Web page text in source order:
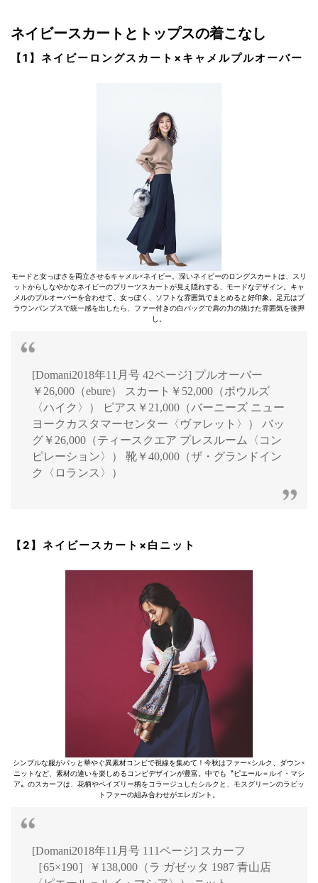
ネイビースカートとトップスの着こなし
【1】ネイビーロングスカート×キャメルプルオーバー
モードと女っぽさを両立させるキャメル×ネイビー。深いネイビーのロングスカートは、スリ
ットからしなやかなネイビーのプリーツスカートが見え隠れする、モードなデザイン。キャ
メルのプルオーバーを合わせて、女っぽく、ソフトな雰囲気でまとめると好印象。足元はブ
ラウンパンプスで統一感を出したら、ファー付きの白バッグで肩の力の抜けた雰囲気を後押
し。
[Domani2018年11月号 42ページ] プルオーバー
￥26,000（ebure） スカート￥52,000（ボウルズ
〈ハイク〉） ピアス￥21,000（バーニーズ ニュー
ヨークカスタマーセンター〈ヴァレット〉） バッ
グ￥26,000（ティースクエア プレスルーム〈コン
ピレーション〉） 靴￥40,000（ザ・グランドイン
ク〈ロランス〉）
【2】ネイビースカート×白ニット
シンプルな服がパッと華やぐ異素材コンビで視線を集めて！今秋はファー×シルク、ダウン×
ニットなど、素材の違いを楽しめるコンビデザインが豊富。中でも〝ピエール＝ルイ・マシ
ア〟のスカーフは、花柄やペイズリー柄をコラージュしたシルクと、モスグリーンのラビッ
トファーの組み合わせがエレガント。
[Domani2018年11月号 111ページ] スカーフ
［65×190］￥138,000（ラ ガゼッタ 1987 青山店